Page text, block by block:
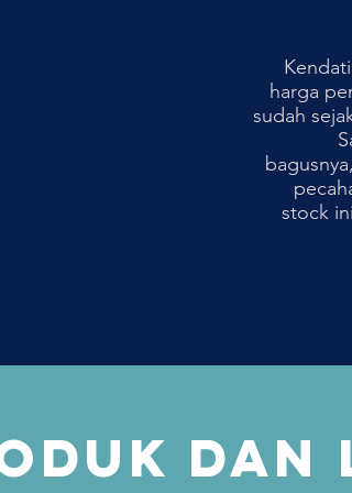
harga
sudah
stock
DAN